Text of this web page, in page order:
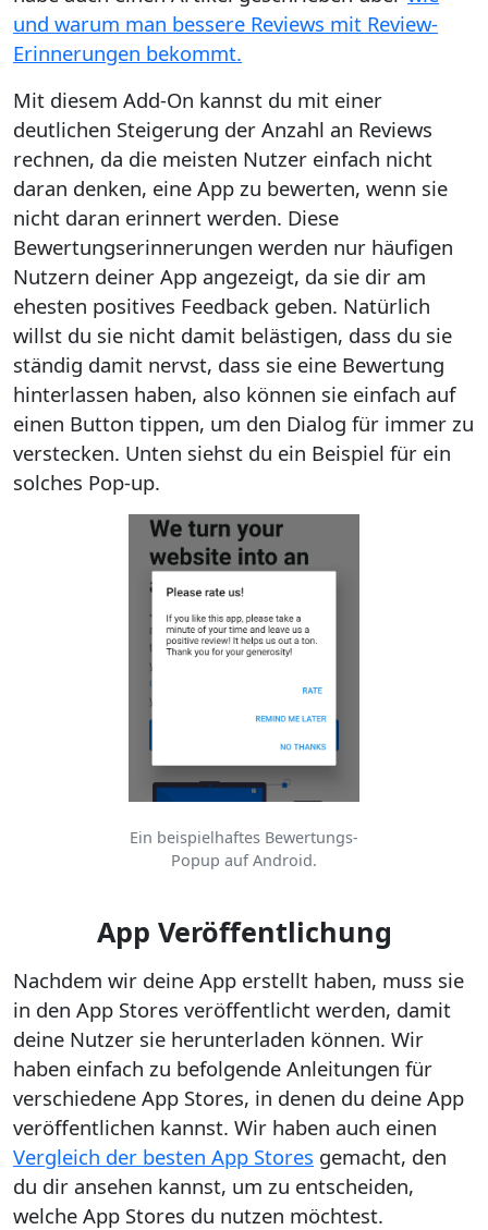
und warum man bessere Reviews mit Review-
Erinnerungen bekommt.
Mit diesem Add-On kannst du mit einer
deutlichen Steigerung der Anzahl an Reviews
rechnen, da die meisten Nutzer einfach nicht
daran denken, eine App zu bewerten, wenn sie
nicht daran erinnert werden. Diese
Bewertungserinnerungen werden nur häufigen
Nutzern deiner App angezeigt, da sie dir am
ehesten positives Feedback geben. Natürlich
willst du sie nicht damit belästigen, dass du sie
ständig damit nervst, dass sie eine Bewertung
hinterlassen haben, also können sie einfach auf
einen Button tippen, um den Dialog für immer zu
verstecken. Unten siehst du ein Beispiel für ein
solches Pop-up.
Ein beispielhaftes Bewertungs-
Popup auf Android.
App Veröffentlichung
Nachdem wir deine App erstellt haben, muss sie
in den App Stores veröffentlicht werden, damit
deine Nutzer sie herunterladen können. Wir
haben einfach zu befolgende Anleitungen für
verschiedene App Stores, in denen du deine App
veröffentlichen kannst. Wir haben auch einen
Vergleich der besten App Stores gemacht, den
du dir ansehen kannst, um zu entscheiden,
welche App Stores du nutzen möchtest.